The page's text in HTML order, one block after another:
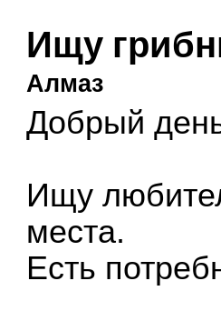
Ищу
Алмаз
Добрый
Ищу
места.
Есть